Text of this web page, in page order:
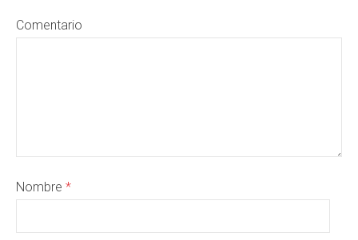
Comentario
Nombre *